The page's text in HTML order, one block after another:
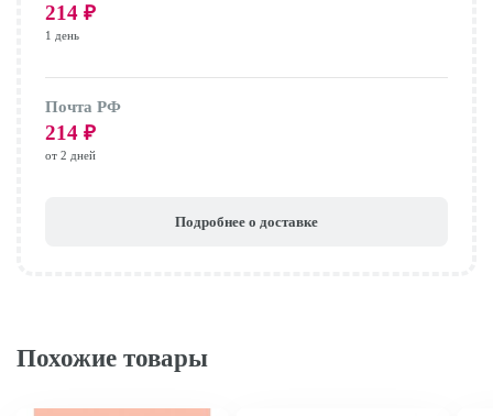
214 ₽
1 день
Почта РФ
214 ₽
от 2 дней
Подробнее о доставке
Похожие товары